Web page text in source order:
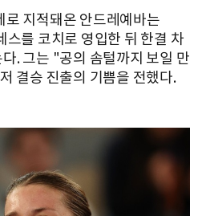
로 지적돼온 안드레예바는
스를 코치로 영입한 뒤 한결 차
. 그는 "공의 솜털까지 보일 만
결승 진출의 기쁨을 전했다.